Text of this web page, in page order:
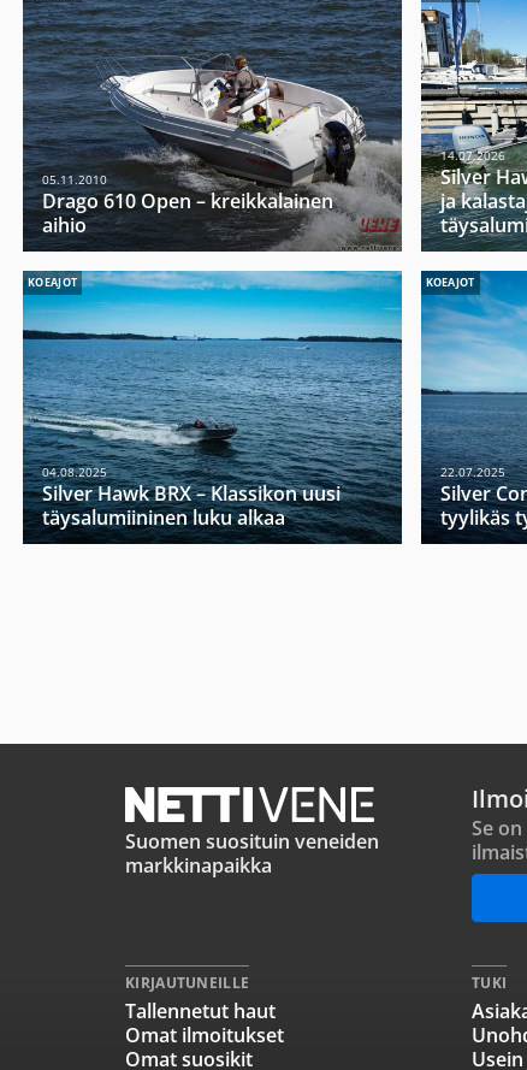
05.11.2010
Drago 610 Open – kreikkalainen
aihio
14.07.2026
Silver
ja
KOEAJOT
04.08.2025
Silver Hawk BRX – Klassikon uusi
täysalumiininen luku alkaa
KOEAJOT
22.07.2025
Silver
tyylikäs
Suomen suosituin veneiden
markkinapaikka
Se
KIRJAUTUNEILLE
Tallennetut haut
Omat ilmoitukset
Omat suosikit
TUKI